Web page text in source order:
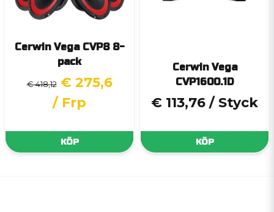
Cerwin Vega CVP8 8-
pack
€ 418,12 € 275,6
/ Frp
KÖP
Cerwin Vega
CVP1600.1D
€ 113,76 / Styck
KÖP